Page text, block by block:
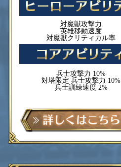
対魔獣攻撃力
英雄移動速度
対魔獣クリティカル率
兵士攻撃力 10%
対塔限定 兵士攻撃力 10%
兵士訓練速度 2%